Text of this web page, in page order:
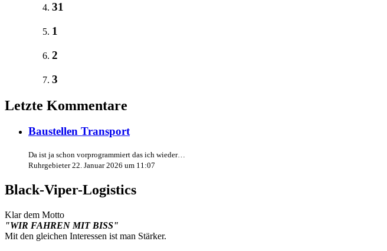
31
1
2
3
Letzte Kommentare
Baustellen Transport
Da ist ja schon vorprogrammiert das ich wieder…
Ruhrgebieter 22. Januar 2026 um 11:07
Black-Viper-Logistics
Klar dem Motto
"WIR FAHREN MIT BISS"
Mit den gleichen Interessen ist man Stärker.